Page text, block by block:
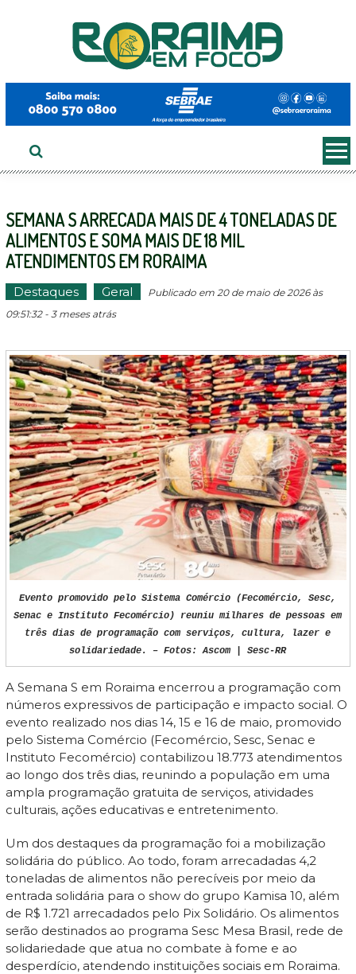
SEMANA S ARRECADA MAIS DE 4 TONELADAS DE
ALIMENTOS E SOMA MAIS DE 18 MIL
ATENDIMENTOS EM RORAIMA
Destaques Geral
Publicado em 20 de maio de 2026 às
09:51:32 - 3 meses atrás
Evento promovido pelo Sistema Comércio (Fecomércio, Sesc,
Senac e Instituto Fecomércio) reuniu milhares de pessoas em
três dias de programação com serviços, cultura, lazer e
solidariedade. – Fotos: Ascom | Sesc-RR
A Semana S em Roraima encerrou a programação com
números expressivos de participação e impacto social. O
evento realizado nos dias 14, 15 e 16 de maio, promovido
pelo Sistema Comércio (Fecomércio, Sesc, Senac e
Instituto Fecomércio) contabilizou 18.773 atendimentos
ao longo dos três dias, reunindo a população em uma
ampla programação gratuita de serviços, atividades
culturais, ações educativas e entretenimento.
Um dos destaques da programação foi a mobilização
solidária do público. Ao todo, foram arrecadadas 4,2
toneladas de alimentos não perecíveis por meio da
entrada solidária para o show do grupo Kamisa 10, além
de R$ 1.721 arrecadados pelo Pix Solidário. Os alimentos
serão destinados ao programa Sesc Mesa Brasil, rede de
solidariedade que atua no combate à fome e ao
desperdício, atendendo instituições sociais em Roraima.